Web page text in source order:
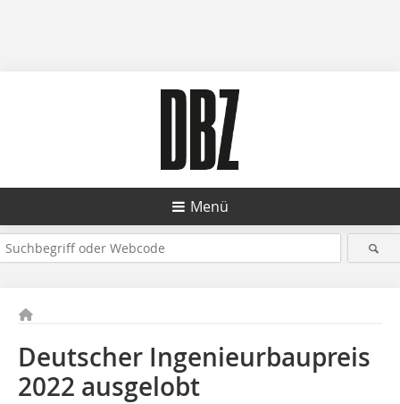
Menü
Deutscher Ingenieurbaupreis
2022 ausgelobt